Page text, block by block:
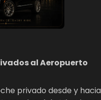
al Aeropuerto
privado desde y